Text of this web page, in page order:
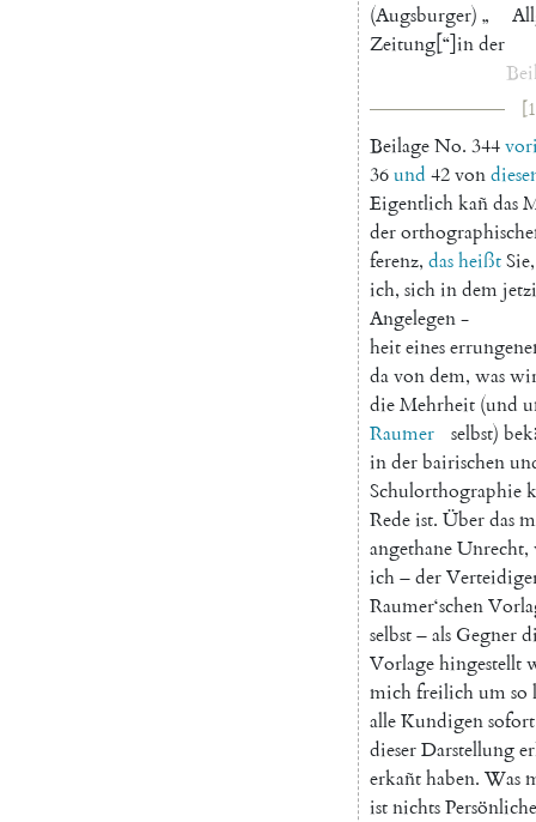
(Augsburger) „
Zeitung “ inder
BeilageNo. 344
36und 42von
Eigentlichkañdas
der
ferenz, dasheißtSie,
ich, sichindem
Angelegen-
heiteines
davondem, was
dieMehrheit (und
Raumer
selbst)
inderbairischen
Schulorthographie
Redeist. Überdas
angethaneUnrecht,
ich–der
Raumer‘schen
selbst–als Gegner
Vorlagehingestellt
michfreilichumso
alleKundigensofort
dieserDarstellung
erkañthaben. Was
istnichts